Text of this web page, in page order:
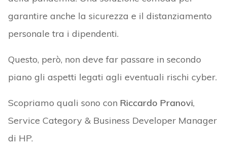
garantire anche la sicurezza e il distanziamento
personale tra i dipendenti.
Questo, però, non deve far passare in secondo
piano gli aspetti legati agli eventuali rischi cyber.
Scopriamo quali sono con Riccardo Pranovi,
Service Category & Business Developer Manager
di HP.